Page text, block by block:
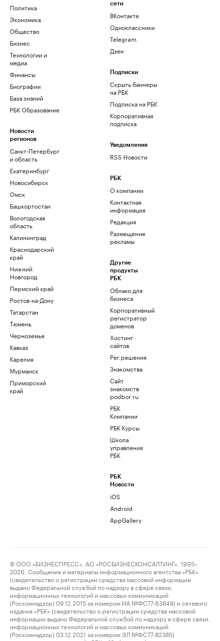
Политика
Экономика
Общество
Бизнес
Технологии и
медиа
Финансы
Биографии
База знаний
РБК Образование
Новости
регионов
Санкт-Петербург
и область
Екатеринбург
Новосибирск
Омск
Башкортостан
Вологодская
область
Калининград
Краснодарский
край
Нижний
Новгород
Пермский край
Ростов-на-Дону
Татарстан
Тюмень
Черноземье
Кавказ
Карелия
Мурманск
Приморский
край
сети
ВКонтакте
Одноклассники
Telegram
Дзен
Подписки
Скрыть баннеры
на РБК
Подписка на РБК
Корпоративная
подписка
Уведомления
RSS Новости
РБК
О компании
Контактная
информация
Редакция
Размещение
рекламы
Другие
продукты
РБК
Облако для
бизнеса
Корпоративный
регистратор
доменов
Хостинг
сайтов
Рег.решения
Знакомства
Сайт
знакомств
podbor.ru
РБК
Компании
РБК Курсы
Школа
управления
РБК
РБК
Новости
iOS
Android
AppGallery
© ООО «БИЗНЕСПРЕСС», АО «РОСБИЗНЕСКОНСАЛТИНГ», 1995–
2026. Сообщения и материалы информационного агентства «РБК»
(свидетельство о регистрации средства массовой информации
выдано Федеральной службой по надзору в сфере связи,
информационных технологий и массовых коммуникаций
(Роскомнадзор) 09.12.2015 за номером ИА №ФС77-63848) и сетевого
издания «РБК» (свидетельство о регистрации средства массовой
информации выдано Федеральной службой по надзору в сфере связи,
информационных технологий и массовых коммуникаций
(Роскомнадзор) 03.12.2021 за номером ЭЛ №ФС77-82385)